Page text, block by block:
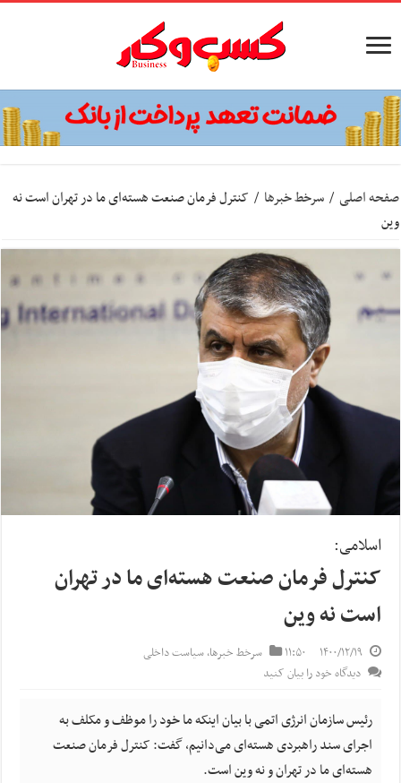
صفحه اصلی / سرخط خبرها / کنترل فرمان صنعت هسته‌ای ما در تهران است نه
وین
اسلامی:
کنترل فرمان صنعت هسته‌ای ما در تهران
است نه وین
۱۴۰۰/۱۲/۱۹ ۱۱:۵۰ سرخط خبرها,سیاست داخلی
دیدگاه خود را بیان کنید
رئیس سازمان انرژی اتمی با بیان اینکه ما خود را موظف و مکلف به
اجرای سند راهبردی هسته‌ای می‌دانیم، گفت: کنترل فرمان صنعت
هسته‌ای ما در تهران و نه وین است.